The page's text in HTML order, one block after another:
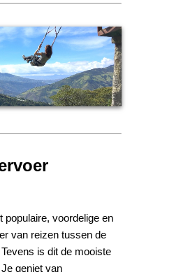
populaire, voordelige en
van reizen tussen de
is dit de mooiste
geniet van